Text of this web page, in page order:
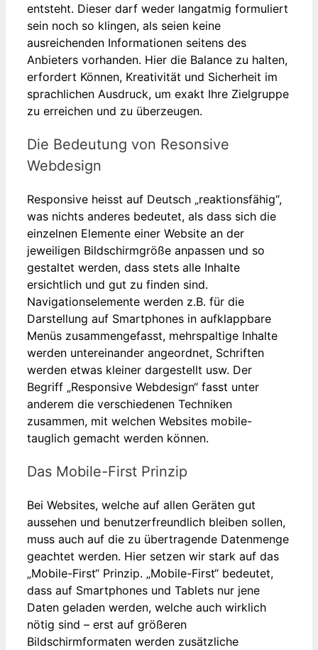
entsteht. Dieser darf weder langatmig formuliert
sein noch so klingen, als seien keine
ausreichenden Informationen seitens des
Anbieters vorhanden. Hier die Balance zu halten,
erfordert Können, Kreativität und Sicherheit im
sprachlichen Ausdruck, um exakt Ihre Zielgruppe
zu erreichen und zu überzeugen.
Die Bedeutung von Resonsive
Webdesign
Responsive heisst auf Deutsch „reaktionsfähig“,
was nichts anderes bedeutet, als dass sich die
einzelnen Elemente einer Website an der
jeweiligen Bildschirmgröße anpassen und so
gestaltet werden, dass stets alle Inhalte
ersichtlich und gut zu finden sind.
Navigationselemente werden z.B. für die
Darstellung auf Smartphones in aufklappbare
Menüs zusammengefasst, mehrspaltige Inhalte
werden untereinander angeordnet, Schriften
werden etwas kleiner dargestellt usw. Der
Begriff „Responsive Webdesign“ fasst unter
anderem die verschiedenen Techniken
zusammen, mit welchen Websites mobile-
tauglich gemacht werden können.
Das Mobile-First Prinzip
Bei Websites, welche auf allen Geräten gut
aussehen und benutzerfreundlich bleiben sollen,
muss auch auf die zu übertragende Datenmenge
geachtet werden. Hier setzen wir stark auf das
„Mobile-First“ Prinzip. „Mobile-First“ bedeutet,
dass auf Smartphones und Tablets nur jene
Daten geladen werden, welche auch wirklich
nötig sind – erst auf größeren
Bildschirmformaten werden zusätzliche